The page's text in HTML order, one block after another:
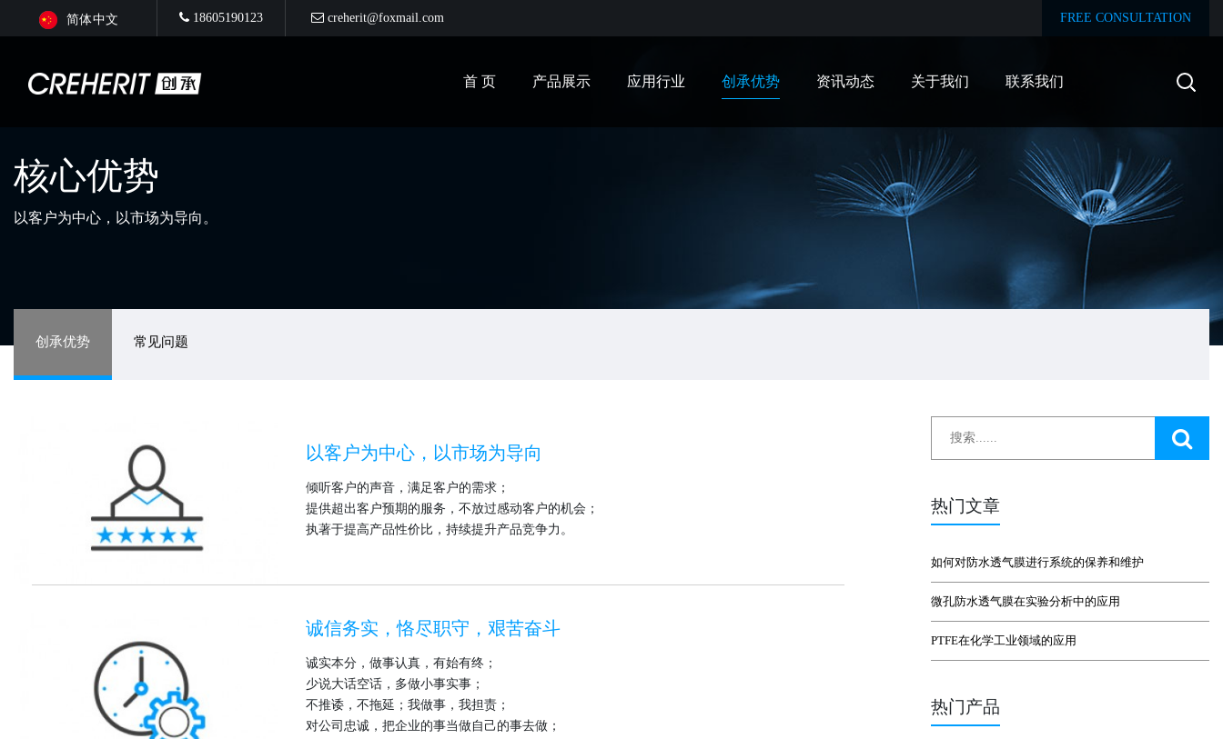
简体中文 18605190123 creherit@foxmail.com FREE CONSULTATION
首 页 产品展示 应用行业 创承优势 资讯动态 关于我们 联系我们
核心优势
以客户为中心，以市场为导向。
创承优势 常见问题
以客户为中心，以市场为导向
倾听客户的声音，满足客户的需求；
提供超出客户预期的服务，不放过感动客户的机会；
执著于提高产品性价比，持续提升产品竞争力。
诚信务实，恪尽职守，艰苦奋斗
诚实本分，做事认真，有始有终；
少说大话空话，多做小事实事；
不推诿，不拖延；我做事，我担责；
对公司忠诚，把企业的事当做自己的事去做；
热门文章
如何对防水透气膜进行系统的保养和维护
微孔防水透气膜在实验分析中的应用
PTFE在化学工业领域的应用
热门产品